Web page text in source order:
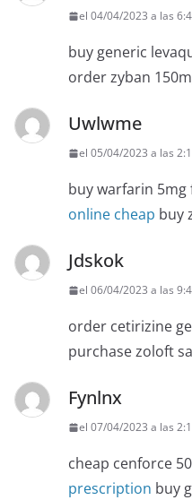
el 04/04/2023 a las
buy generic
order zyban
Uwlwme
el 05/04/2023 a las
buy warfarin 5mg
online cheap buy
Jdskok
el 06/04/2023 a las
order cetirizine
purchase zoloft
Fynlnx
el 07/04/2023 a las
cheap cenforce
prescription buy